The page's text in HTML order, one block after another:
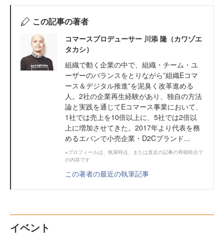
この記事の著者
コマースプロデューサー 川添 隆（カワゾエ
タカシ）
組織で動く企業の中で、組織・チーム・ユ
ーザーのバランスをとりながら”組織Eコマ
ース＆デジタル推進”を泥臭く改革進める
人。2社の企業再生経験があり、独自の方法
論と実践を通じてEコマース事業において、
1社では売上を10倍以上に、5社では2倍以
上に増加させてきた。2017年より代表を務
めるエバンで小売企業・D2Cブランド...
※プロフィールは、執筆時点、または直近の記事の寄稿時点で
の内容です
この著者の最近の執筆記事
イベント